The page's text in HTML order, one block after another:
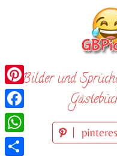
Bilder und
Pinterest
Facebook
WhatsApp